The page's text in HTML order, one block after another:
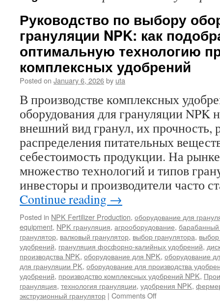
Руководство по выбору
грануляции NPK: как
оптимальную технологию
комплексных удобрений
Posted on January 6, 2026by uta
В производстве комплексных
оборудования для грануляции NPK
внешний вид гранул, их прочность,
распределения питательных
себестоимость продукции. На
множество технологий и типов
инвесторы и производители часто
Continue reading →
Posted in NPK Fertilizer Production, оборудование для
equipment, NPK грануляция, агрооборудование, барабанный
гранулятор, валковый гранулятор, выбор гранулятора,
удобрений, грануляция фосфорно-калийных удобрений,
производства NPK, оборудование для NPK, оборудование
для грануляции PK, оборудование для производства
удобрений, производство комплексных удобрений NPK,
грануляция, технология грануляции, удобрения NPK,
экструзионный гранулятор | Comments Offon